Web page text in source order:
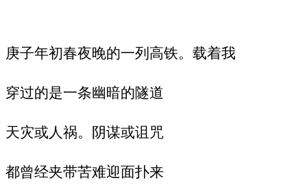
庚子年初春夜晚的一列高铁。载着我
穿过的是一条幽暗的隧道
天灾或人祸。阴谋或诅咒
都曾经夹带苦难迎面扑来